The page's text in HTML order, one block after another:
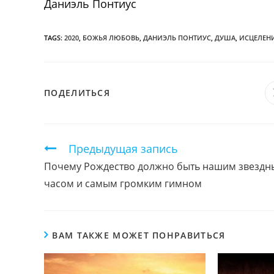
Даниэль Понтиус
TAGS: 2020 БОЖЬЯ ЛЮБОВЬ ДАНИЭЛЬ ПОНТИУС ДУША
ПОДЕЛИТЬСЯ
Продолжить
чтение
Предыдущая запись
Почему Рождество должно быть нашим
часом и самым громким гимном
ВАМ ТАКЖЕ МОЖЕТ ПОНРАВИТЬСЯ